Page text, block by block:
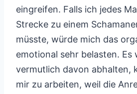
eingreifen. Falls ich jedes
Strecke zu einem
müsste, würde mich das
emotional sehr belasten. Es
vermutlich davon abhalten,
mir zu arbeiten, weil die